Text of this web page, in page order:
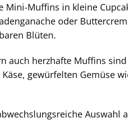
Mini-Muffins in kleine
oder
Blüten.
auch herzhafte Muffins
gewürfelten Gemüse
Auswahl